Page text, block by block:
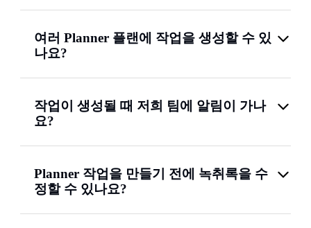
여러 Planner 플랜에 작업을 생성할 수 있
나요?
작업이 생성될 때 저희 팀에 알림이 가나
요?
Planner 작업을 만들기 전에 녹취록을 수
정할 수 있나요?